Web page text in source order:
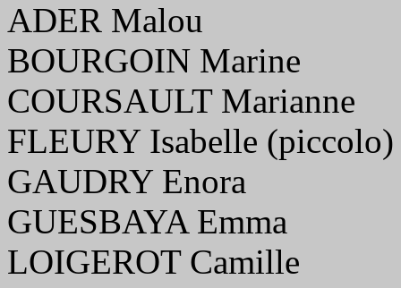
ADER Malou
BOURGOIN Marine
COURSAULT Marianne
FLEURY Isabelle (piccolo)
GAUDRY Enora
GUESBAYA Emma
LOIGEROT Camille